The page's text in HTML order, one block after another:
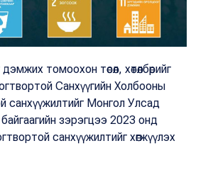
томоохон төсөл, хөтөлбөрийг
Санхүүгийн Холбооны
санхүүжилтийг Монгол Улсад
зэрэгцээ 2023 онд
санхүүжилтийг хөгжүүлэх